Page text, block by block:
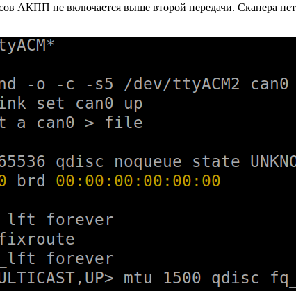
АКПП не включается выше второй передачи. Сканера